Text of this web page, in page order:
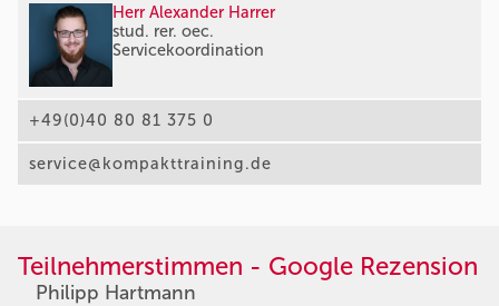
Herr Alexander Harrer
stud. rer. oec.
Servicekoordination
+49(0)40 80 81 375 0
service@kompakttraining.de
Teilnehmerstimmen - Google Rezension
Philipp Hartmann